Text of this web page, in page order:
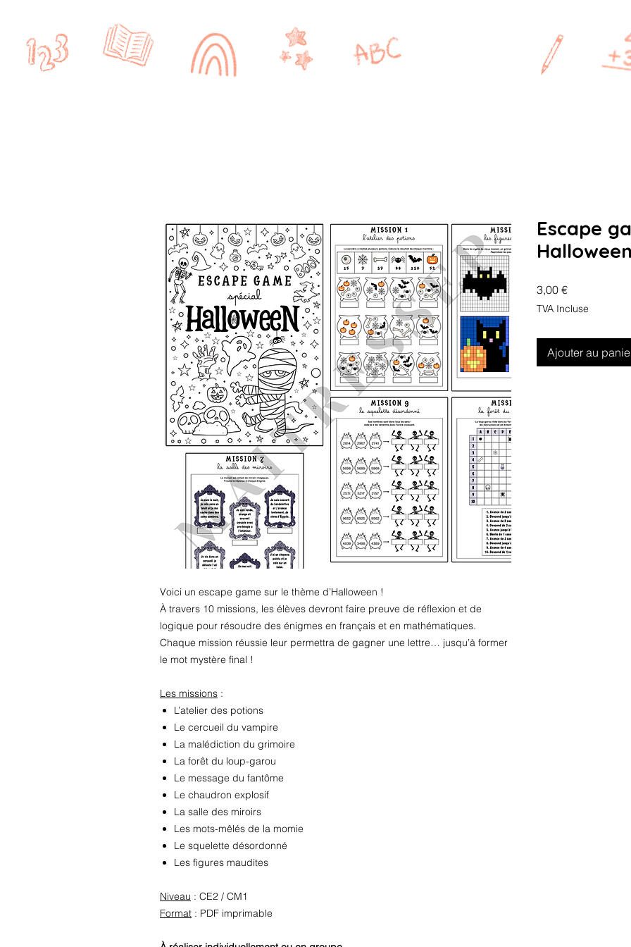
Voici un escape game sur le thème d’Halloween !
À travers 10 missions, les élèves devront faire preuve de réflexion et de
logique pour résoudre des énigmes en français et en mathématiques.
Chaque mission réussie leur permettra de gagner une lettre… jusqu’à former
le mot mystère final !
Les missions :
L’atelier des potions
Le cercueil du vampire
La malédiction du grimoire
La forêt du loup-garou
Le message du fantôme
Le chaudron explosif
La salle des miroirs
Les mots-mêlés de la momie
Le squelette désordonné
Les figures maudites
Niveau : CE2 / CM1
Format : PDF imprimable
Escape
3,00 €Prix
TVA Incluse
Ajouter au